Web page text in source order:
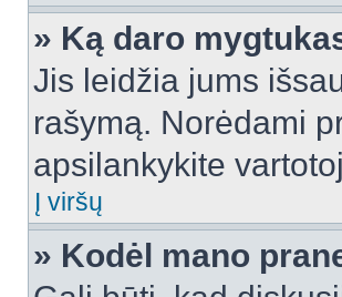
» Ką daro
Jis leidžia jums
rašymą. Norėdami
apsilankykite
Į viršų
» Kodėl mano